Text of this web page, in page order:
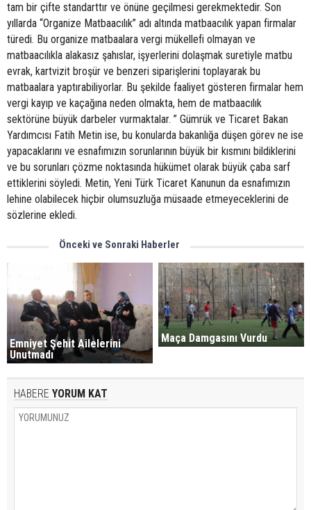
tam bir çifte standarttır ve önüne geçilmesi gerekmektedir. Son
yıllarda “Organize Matbaacılık” adı altında matbaacılık yapan firmalar
türedi. Bu organize matbaalara vergi mükellefi olmayan ve
matbaacılıkla alakasız şahıslar, işyerlerini dolaşmak suretiyle matbu
evrak, kartvizit broşür ve benzeri siparişlerini toplayarak bu
matbaalara yaptırabiliyorlar. Bu şekilde faaliyet gösteren firmalar hem
vergi kayıp ve kaçağına neden olmakta, hem de matbaacılık
sektörüne büyük darbeler vurmaktalar. ” Gümrük ve Ticaret Bakan
Yardımcısı Fatih Metin ise, bu konularda bakanlığa düşen görev ne ise
yapacaklarını ve esnafımızın sorunlarının büyük bir kısmını bildiklerini
ve bu sorunları çözme noktasında hükümet olarak büyük çaba sarf
ettiklerini söyledi. Metin, Yeni Türk Ticaret Kanunun da esnafımızın
lehine olabilecek hiçbir olumsuzluğa müsaade etmeyeceklerini de
sözlerine ekledi.
Önceki ve Sonraki Haberler
Emniyet Şehit Ailelerini
Unutmadı
Maça Damgasını Vurdu
HABERE YORUM KAT